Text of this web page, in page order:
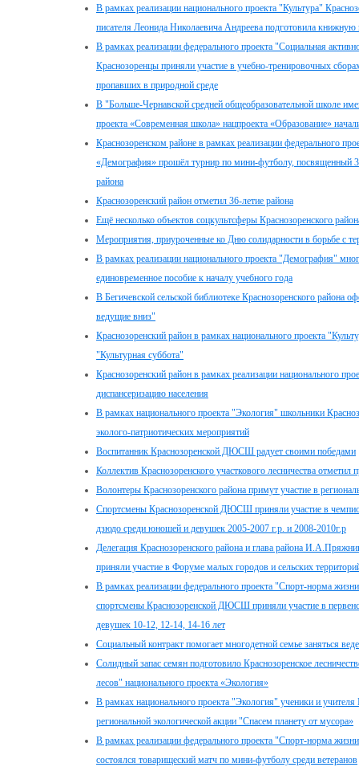
В рамках реализации национального проекта "Культура"
писателя Леонида Николаевича Андреева подготовила
В рамках реализации федерального проекта "Социальная
Краснозоренцы приняли участие в учебно-тренировочных
пропавших в природной среде
В "Больше-Чернавской средней общеобразовательной школе
проекта «Современная школа» нацпроекта «Образование»
Краснозоренском районе в рамках реализации федерального
«Демография» прошёл турнир по мини-футболу, посвященный
района
Краснозоренский район отметил 36-летие района
Ещё несколько объектов соцкультсферы Краснозоренского
Мероприятия, приуроченные ко Дню солидарности в борьбе с
В рамках реализации национального проекта "Демография"
единовременное пособие к началу учебного года
В Бегичевской сельской библиотеке Краснозоренского района
ведущие вниз"
Краснозоренский район в рамках национального проекта
"Культурная суббота"
Краснозоренский район в рамках реализации национального
диспансеризацию населения
В рамках национального проекта "Экология" школьники
эколого-патриотических мероприятий
Воспитанник Краснозоренской ДЮСШ радует своими победами
Коллектив Краснозоренского участкового лесничества отметил
Волонтеры Краснозоренского района примут участие в
Спортсмены Краснозоренской ДЮСШ приняли участие в
дзюдо среди юношей и девушек 2005-2007 г.р. и 2008-2010г.р
Делегация Краснозоренского района и глава района
приняли участие в Форуме малых городов и сельских
В рамках реализации федерального проекта "Спорт-норма
спортсмены Краснозоренской ДЮСШ приняли участие в
девушек 10-12, 12-14, 14-16 лет
Социальный контракт помогает многодетной семье заняться
Солидный запас семян подготовило Краснозоренское
лесов" национального проекта «Экология»
В рамках национального проекта "Экология" ученики и
региональной экологической акции "Спасем планету от мусора»
В рамках реализации федерального проекта "Спорт-норма
состоялся товарищеский матч по мини-футболу среди ветеранов